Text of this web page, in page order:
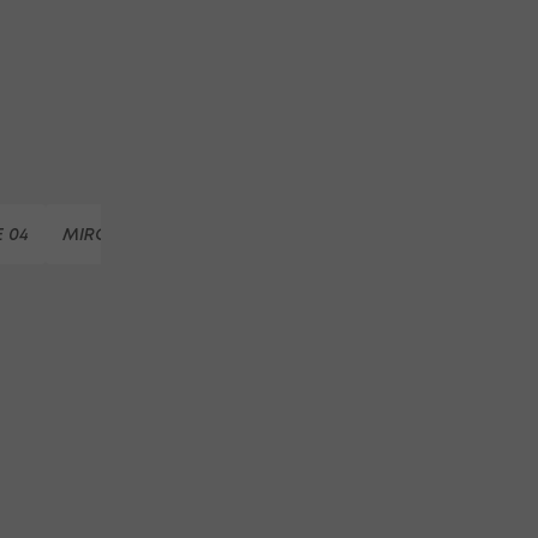
04 MIRON MUSLIC